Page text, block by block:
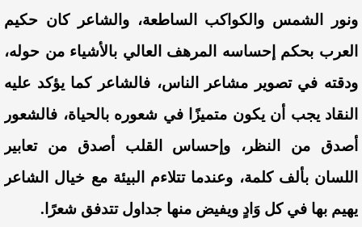
ونور الشمس والكواكب الساطعة، والشاعر كان حكيم
العرب بحكم إحساسه المرهف العالي بالأشياء من حوله،
ودقته في تصوير مشاعر الناس، فالشاعر كما يؤكد عليه
النقاد يجب أن يكون متميزًا في شعوره بالحياة، فالشعور
أصدق من النظر، وإحساس القلب أصدق من تعابير
اللسان بألف كلمة، وعندما تتلاءم البيئة مع خيال الشاعر
يهيم بها في كل وَادٍ ويفيض منها جداول تتدفق شعرًا.